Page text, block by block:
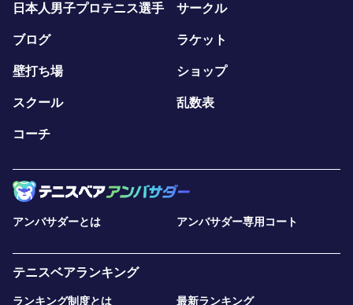
日本人男子プロテニス選手 サークル
ブログ ラケット
壁打ち場 ショップ
スクール 乱数表
コーチ
アンバサダーとは アンバサダー専用コート
テニスベアランキング
ランキング制度とは 最新ランキング